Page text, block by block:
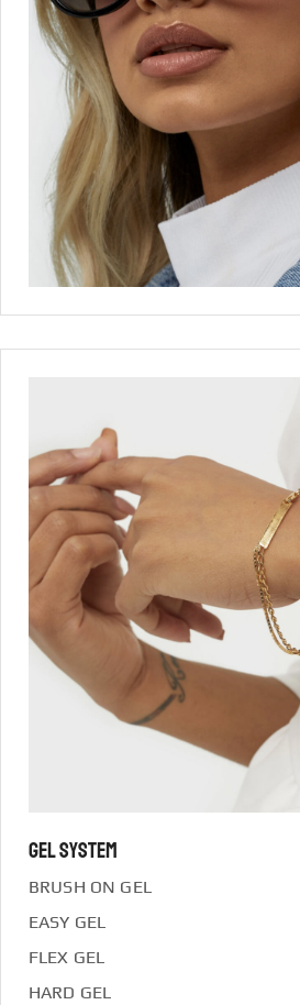
GEL SYSTEM
BRUSH ON GEL
EASY GEL
FLEX GEL
HARD GEL